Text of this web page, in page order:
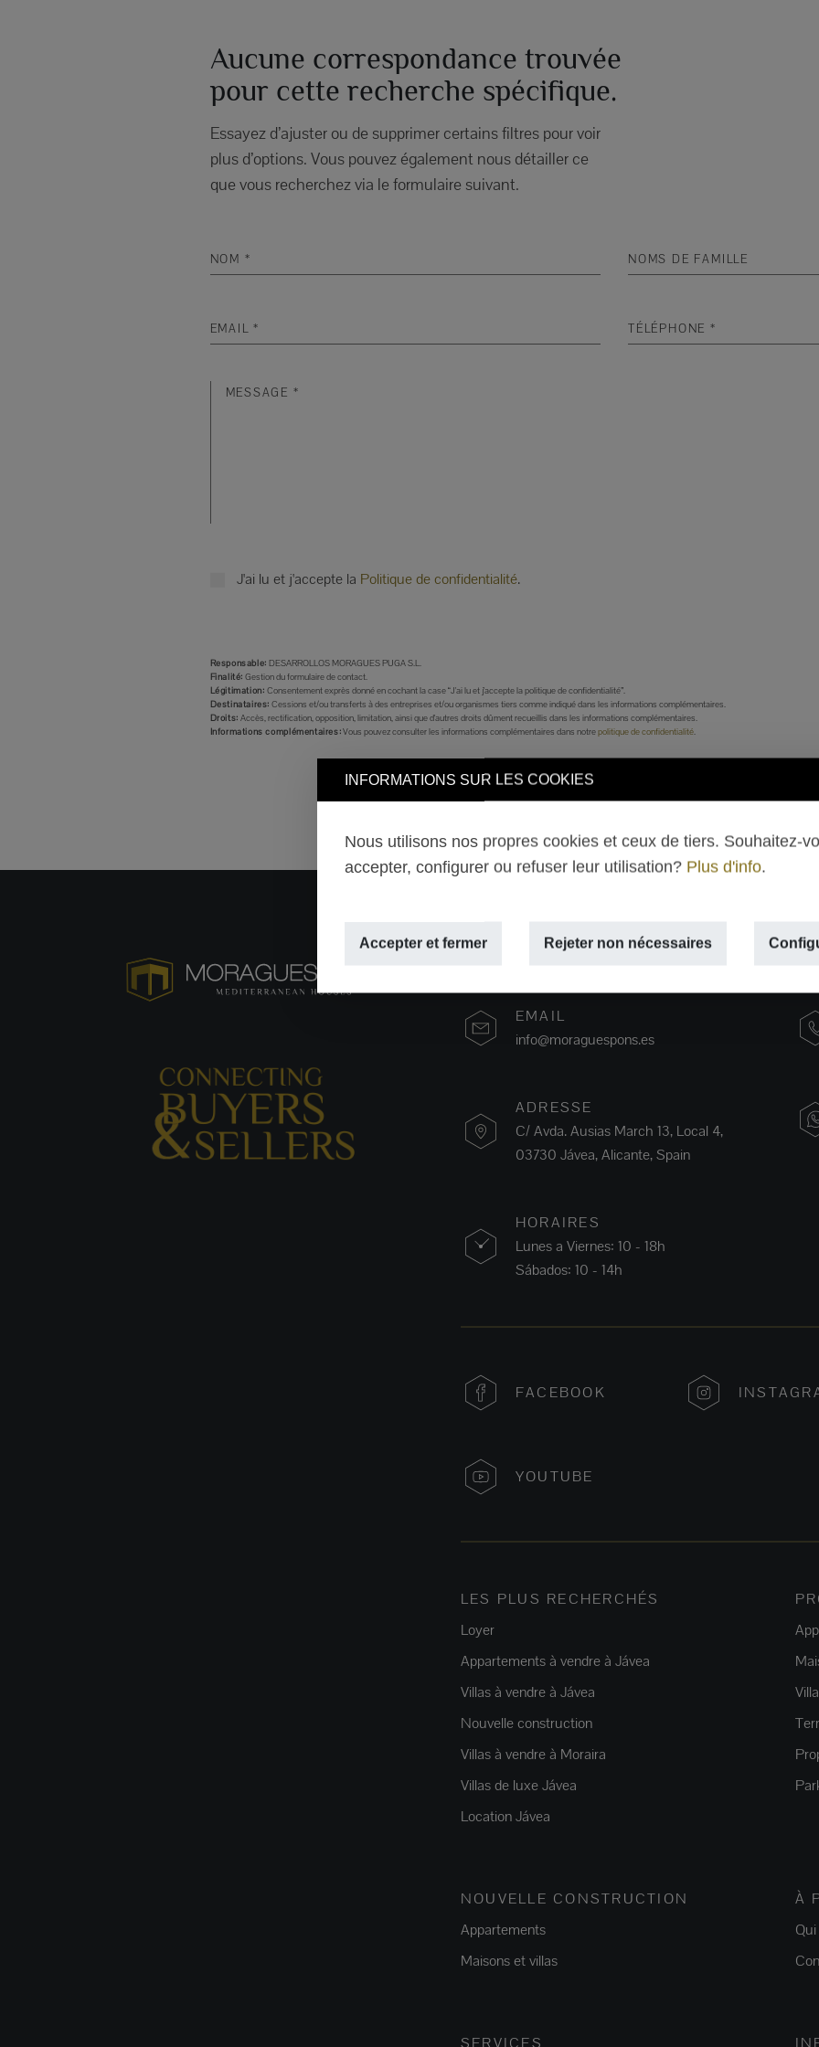
INFORMATIONS SUR LES COOKIES
Nous utilisons nos propres cookies et ceux de tiers. Souhaitez-
accepter, configurer ou refuser leur utilisation? Plus d'info.
Accepter et fermer Rejeter non nécessaires
Aucune correspondance trouvée
pour cette recherche spécifique.
Essayez d’ajuster ou de supprimer certains filtres pour voir
plus d’options. Vous pouvez également nous détailler ce
que vous recherchez via le formulaire suivant.
J'ai lu et j'accepte la Politique de confidentialité.
Responsable: DESARROLLOS MORAGUES PUGA S.L.
Finalité: Gestion du formulaire de contact.
Légitimation: Consentement exprès donné en cochant la case “J'ai lu et j'accepte la politique de confidentialité”.
Destinataires: Cessions et/ou transferts à des entreprises et/ou organismes tiers comme indiqué dans les informations complémentaires.
Droits: Accès, rectification, opposition, limitation, ainsi que d'autres droits dûment recueillis dans les informations complémentaires.
Informations complémentaires:Vous pouvez consulter les informations complémentaires dans notrepolitique de confidentialité.
EMAIL
info@moraguespons.es
ADRESSE
C/ Avda. Ausias March 13, Local 4,
03730 Jávea, Alicante, Spain
HORAIRES
Lunes a Viernes: 10 - 18h
Sábados: 10 - 14h
FACEBOOK
YOUTUBE
LES PLUS RECHERCHÉS
Loyer
Appartements à vendre à Jávea
Villas à vendre à Jávea
Nouvelle construction
Villas à vendre à Moraira
Villas de luxe Jávea
Location Jávea
NOUVELLE CONSTRUCTION
Appartements
Maisons et villas
À
SERVICES